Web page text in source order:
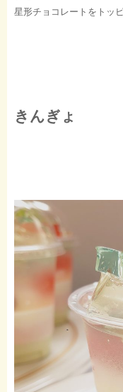
星形チョコレートをトッピ
きんぎょ